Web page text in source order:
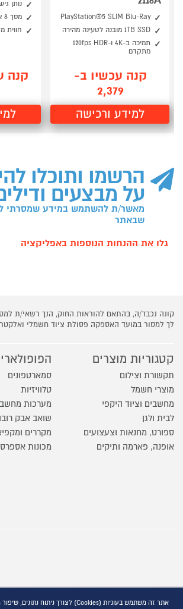
PlayStation®5 SLIM Blu-Ray
1TB SSD מובנה לטעינה מהירה
תמיכה ב-4K ו-120fps HDR
מתקדם
קנה עכשיו ב-
2,379
למידע ורכישה
נותן
מסך 8 אינצ יפיפה
חווית
קנה
הרשמו ותוכלו
על מבצעים
מאשר/ת להשתמש במידע שמסרתי
שבאתר
גלו את ההנחות הנוספות באפליקציה
קונה נכבד/ה, בהתאם להוראות החוק, הנך רשאי/ת
לך למסור במועד האספקה פסולת ציוד חשמלי
קטגוריות מוצרים
תקשורת וצילום
מוצרי חשמל
מחשבים וציוד היקפי
לבית ולגן
ספורט, מחנאות וצעצועים
אופנה, פארמה ותיקים
סמארטפונים
טלוויזיות
מערכות מחשב
שואב אבק
מקררים
מכונות
אתר זה משתמש בעוגיות (Cookies) לצורך ניתוח נתונים, שיפור חוויית הגלישה, שיווק והתאמת תוכן פרסומי, בהתאם למדיניות הפרטיות המפורסמת באתר ובקישור